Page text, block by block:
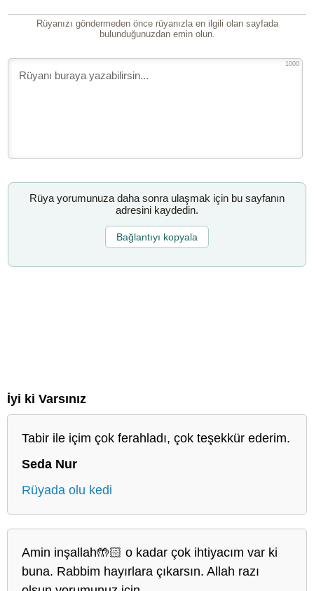
Rüyanızı göndermeden önce rüyanızla en ilgili olan sayfada
bulunduğunuzdan emin olun.
1000
Rüya yorumunuza daha sonra ulaşmak için bu sayfanın
adresini kaydedin.
Bağlantıyı kopyala
İyi ki Varsınız
Tabir ile içim çok ferahladı, çok teşekkür ederim.
Seda Nur
Rüyada olu kedi
Amin inşallah🤲🏻 o kadar çok ihtiyacım var ki
buna. Rabbim hayırlara çıkarsın. Allah razı